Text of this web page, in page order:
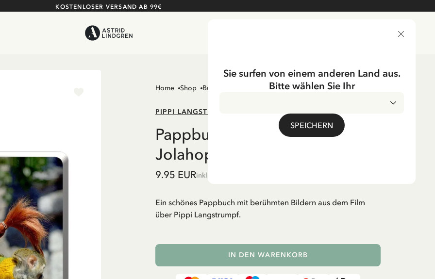
KOSTENLOSER VERSAND AB 99€
Home Shop Bücher
PIPPI LANGSTRUMPF Schwedisch
Pappbuch Pippi Langstrumpf
Jolahopp!
9.95 EURinkl. MwSt.
Ein schönes Pappbuch mit berühmten Bildern aus dem Film
über Pippi Langstrumpf.
IN DEN WARENKORB
Sie surfen von einem anderen Land aus.
Bitte wählen Sie Ihr
SPEICHERN